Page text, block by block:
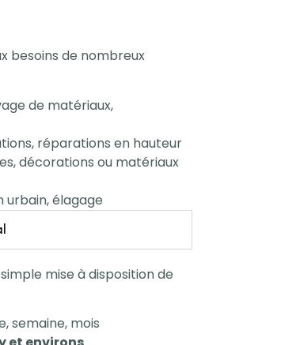
besoins de nombreux
de matériaux,
réparations en hauteur
décorations ou matériaux
urbain, élagage
mise à disposition de
semaine, mois